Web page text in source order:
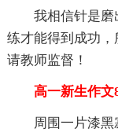
我相信针是磨
练才能得到成功，
请教师监督！
高一新生作文
周围一片漆黑